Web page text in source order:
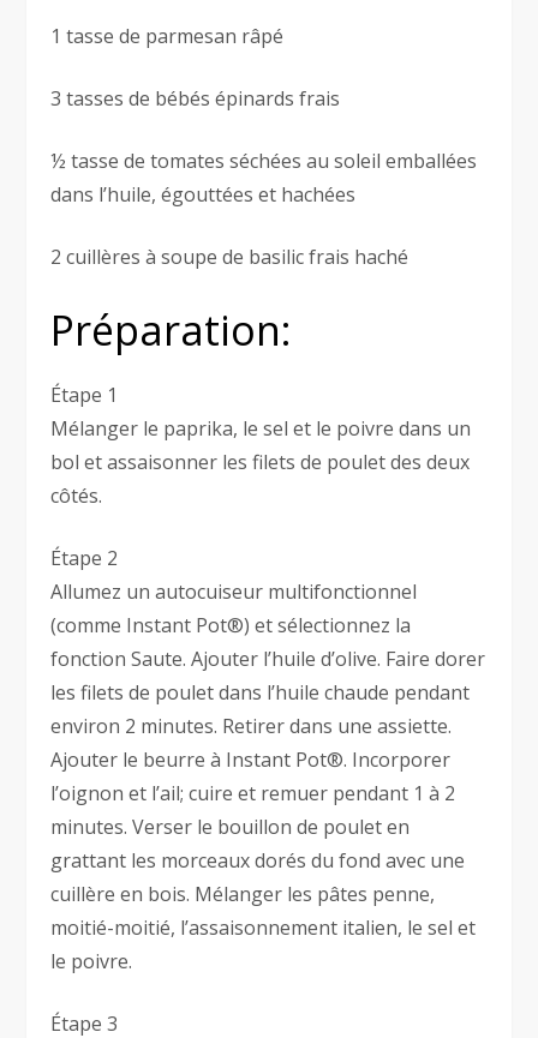
1 tasse de parmesan râpé
3 tasses de bébés épinards frais
½ tasse de tomates séchées au soleil emballées
dans l’huile, égouttées et hachées
2 cuillères à soupe de basilic frais haché
Préparation:
Étape 1
Mélanger le paprika, le sel et le poivre dans un
bol et assaisonner les filets de poulet des deux
côtés.
Étape 2
Allumez un autocuiseur multifonctionnel
(comme Instant Pot®) et sélectionnez la
fonction Saute. Ajouter l’huile d’olive. Faire dorer
les filets de poulet dans l’huile chaude pendant
environ 2 minutes. Retirer dans une assiette.
Ajouter le beurre à Instant Pot®. Incorporer
l’oignon et l’ail; cuire et remuer pendant 1 à 2
minutes. Verser le bouillon de poulet en
grattant les morceaux dorés du fond avec une
cuillère en bois. Mélanger les pâtes penne,
moitié-moitié, l’assaisonnement italien, le sel et
le poivre.
Étape 3